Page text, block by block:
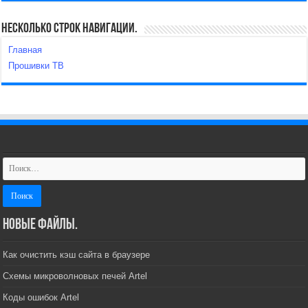
Несколько строк навигации.
Главная
Прошивки ТВ
Новые файлы.
Как очистить кэш сайта в браузере
Схемы микроволновых печей Artel
Коды ошибок Artel